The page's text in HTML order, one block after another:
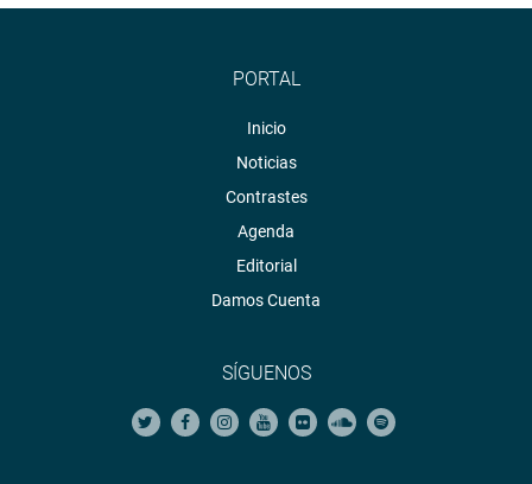
PORTAL
Inicio
Noticias
Contrastes
Agenda
Editorial
Damos Cuenta
SÍGUENOS